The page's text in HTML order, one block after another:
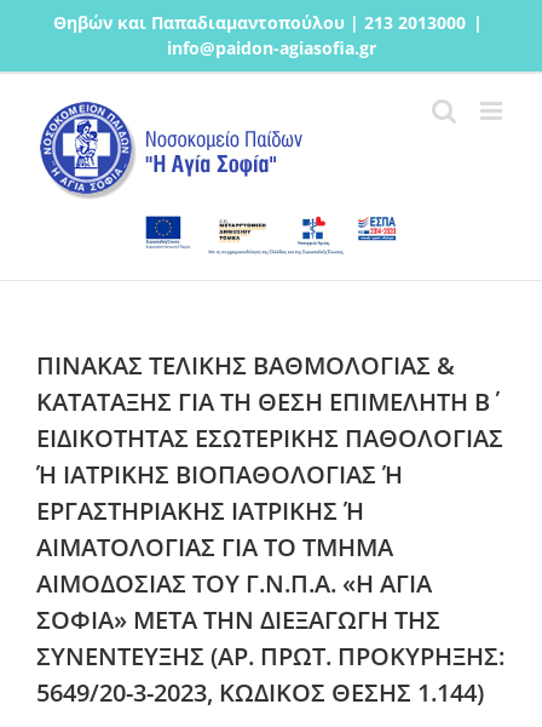
Μετάβαση
περιεχόμενο
Θηβών και Παπαδιαμαντοπούλου | 213 2013000 |
info@paidon-agiasofia.gr
ΠΙΝΑΚΑΣ ΤΕΛΙΚΗΣ ΒΑΘΜΟΛΟΓΙΑΣ &
ΚΑΤΑΤΑΞΗΣ ΓΙΑ ΤΗ ΘΕΣΗ ΕΠΙΜΕΛΗΤΗ Β΄
ΕΙΔΙΚΟΤΗΤΑΣ ΕΣΩΤΕΡΙΚΗΣ ΠΑΘΟΛΟΓΙΑΣ
Ή ΙΑΤΡΙΚΗΣ ΒΙΟΠΑΘΟΛΟΓΙΑΣ Ή
ΕΡΓΑΣΤΗΡΙΑΚΗΣ ΙΑΤΡΙΚΗΣ Ή
ΑΙΜΑΤΟΛΟΓΙΑΣ ΓΙΑ ΤΟ ΤΜΗΜΑ
ΑΙΜΟΔΟΣΙΑΣ ΤΟΥ Γ.Ν.Π.Α. «Η ΑΓΙΑ
ΣΟΦΙΑ» ΜΕΤΑ ΤΗΝ ΔΙΕΞΑΓΩΓΗ ΤΗΣ
ΣΥΝΕΝΤΕΥΞΗΣ (ΑΡ. ΠΡΩΤ. ΠΡΟΚΥΡΗΞΗΣ:
5649/20-3-2023, ΚΩΔΙΚΟΣ ΘΕΣΗΣ 1.144)